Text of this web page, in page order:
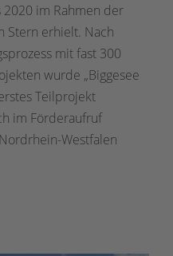
2020 im Rahmen der
Stern erhielt. Nach
mit fast 300
wurde „Biggesee
Teilprojekt
im Förderaufruf
Westfalen